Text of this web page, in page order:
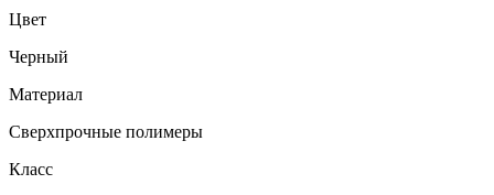
Цвет
Черный
Материал
Сверхпрочные полимеры
Класс